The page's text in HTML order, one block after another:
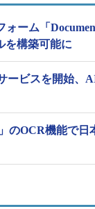
ォーム「
を構築可能に
ービスを開始、
のOCR機能で日